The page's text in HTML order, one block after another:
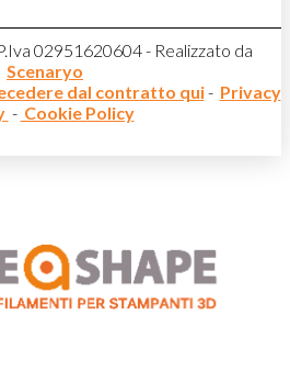
02951620604 - Realizzato da
Scenaryo
dal contratto qui- Privacy
- Cookie Policy